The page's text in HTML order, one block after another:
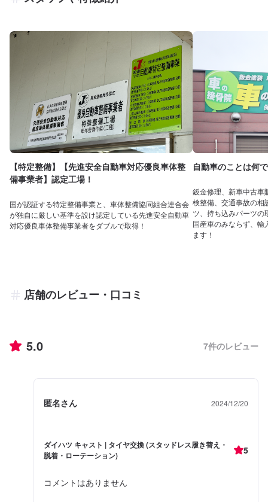
【特定整備】【先進安全自動車対応優良車体整
備事業者】認定工場！
国が認証する特定整備事業と、車体整備協同組合連合会
が独自に厳しい基準を設け認定している先進安全自動車
対応優良車体整備事業者をダブルで取得！
自動車のことは何
鈑金修理、新車中古車
検整備、交通事故の相
ツ、持ち込みパーツの
国産車のみならず、輸
ます！
店舗のレビュー・口コミ
5.0 7件のレビュー
匿名さん 2024/12/20
ダイハツ キャスト | タイヤ交換 (スタッドレス履き替え・
脱着・ローテーション)
5
コメントはありません